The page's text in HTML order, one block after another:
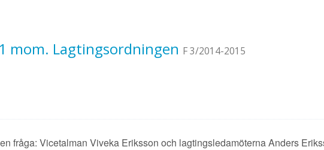
mom. Lagtingsordningen F 3/2014-2015
fråga: Vicetalman Viveka Eriksson och lagtingsledamöterna Anders